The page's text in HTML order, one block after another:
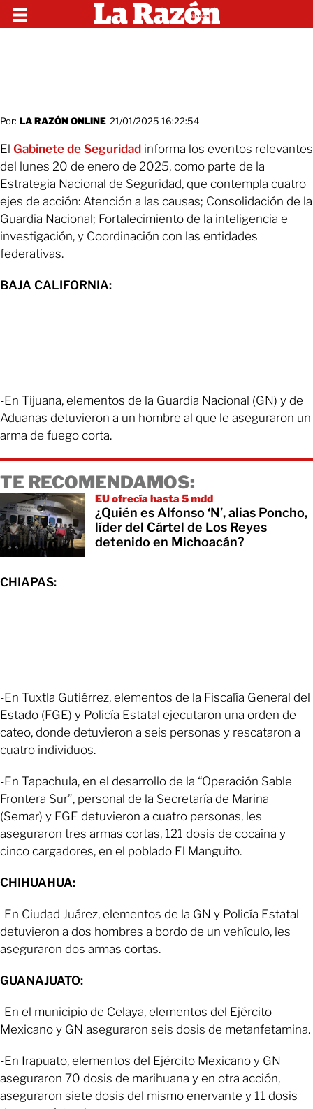
Por: LA RAZÓN ONLINE 21/01/2025 16:22:54
El Gabinete de Seguridad informa los eventos relevantes
del lunes 20 de enero de 2025, como parte de la
Estrategia Nacional de Seguridad, que contempla cuatro
ejes de acción: Atención a las causas; Consolidación de la
Guardia Nacional; Fortalecimiento de la inteligencia e
investigación, y Coordinación con las entidades
federativas.
BAJA CALIFORNIA:
-En Tijuana, elementos de la Guardia Nacional (GN) y de
Aduanas detuvieron a un hombre al que le aseguraron un
arma de fuego corta.
TE RECOMENDAMOS:
EU ofrecía hasta 5 mdd
¿Quién es Alfonso ‘N’, alias Poncho,
líder del Cártel de Los Reyes
detenido en Michoacán?
CHIAPAS:
-En Tuxtla Gutiérrez, elementos de la Fiscalía General del
Estado (FGE) y Policía Estatal ejecutaron una orden de
cateo, donde detuvieron a seis personas y rescataron a
cuatro individuos.
-En Tapachula, en el desarrollo de la “Operación Sable
Frontera Sur”, personal de la Secretaría de Marina
(Semar) y FGE detuvieron a cuatro personas, les
aseguraron tres armas cortas, 121 dosis de cocaína y
cinco cargadores, en el poblado El Manguito.
CHIHUAHUA:
-En Ciudad Juárez, elementos de la GN y Policía Estatal
detuvieron a dos hombres a bordo de un vehículo, les
aseguraron dos armas cortas.
GUANAJUATO:
-En el municipio de Celaya, elementos del Ejército
Mexicano y GN aseguraron seis dosis de metanfetamina.
-En Irapuato, elementos del Ejército Mexicano y GN
aseguraron 70 dosis de marihuana y en otra acción,
aseguraron siete dosis del mismo enervante y 11 dosis